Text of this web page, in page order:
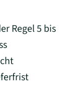
Regel 5 bis